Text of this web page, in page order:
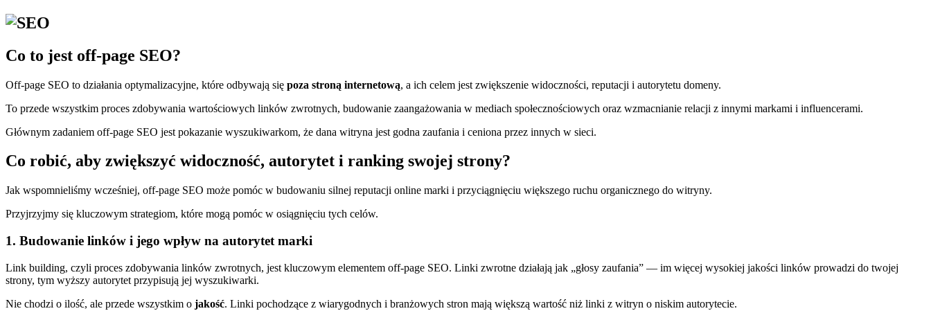
Co to jest off-page SEO?
Off-page SEO to działania optymalizacyjne, które odbywają się poza stroną internetową, a ich celem jest zwiększenie widoczności, reputacji i autorytetu domeny.
To przede wszystkim proces zdobywania wartościowych linków zwrotnych, budowanie zaangażowania w mediach społecznościowych oraz wzmacnianie relacji z innymi markami i influencerami.
Głównym zadaniem off-page SEO jest pokazanie wyszukiwarkom, że dana witryna jest godna zaufania i ceniona przez innych w sieci.
Co robić, aby zwiększyć widoczność, autorytet i ranking swojej strony?
Jak wspomnieliśmy wcześniej, off-page SEO może pomóc w budowaniu silnej reputacji online marki i przyciągnięciu większego ruchu organicznego do witryny.
Przyjrzyjmy się kluczowym strategiom, które mogą pomóc w osiągnięciu tych celów.
1. Budowanie linków i jego wpływ na autorytet marki
Link building, czyli proces zdobywania linków zwrotnych, jest kluczowym elementem off-page SEO. Linki zwrotne działają jak „głosy zaufania” — im więcej wysokiej jakości linków prowadzi do twojej
strony, tym wyższy autorytet przypisują jej wyszukiwarki.
Nie chodzi o ilość, ale przede wszystkim o jakość. Linki pochodzące z wiarygodnych i branżowych stron mają większą wartość niż linki z witryn o niskim autorytecie.